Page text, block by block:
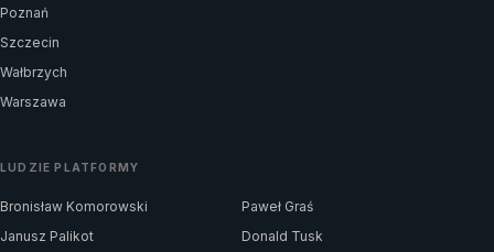
Poznań
Szczecin
Wałbrzych
Warszawa
LUDZIE PLATFORMY
Bronisław Komorowski
Paweł Graś
Janusz Palikot
Donald Tusk